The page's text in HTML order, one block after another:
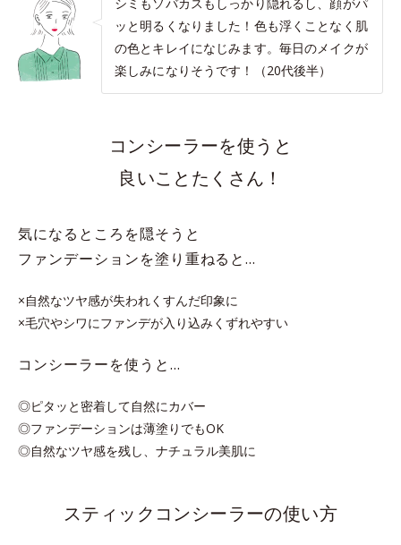
ッと明るくなりました！色も浮くことなく肌
の色とキレイになじみます。毎日のメイクが
楽しみになりそうです！（20代後半）
コンシーラーを使うと
良いことたくさん！
気になるところを隠そうと
ファンデーションを塗り重ねると…
×自然なツヤ感が失われくすんだ印象に
×毛穴やシワにファンデが入り込みくずれやすい
コンシーラーを使うと…
◎ピタッと密着して自然にカバー
◎ファンデーションは薄塗りでもOK
◎自然なツヤ感を残し、ナチュラル美肌に
スティックコンシーラーの使い方